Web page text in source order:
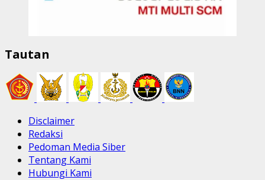
Tautan
Disclaimer
Redaksi
Pedoman Media Siber
Tentang Kami
Hubungi Kami